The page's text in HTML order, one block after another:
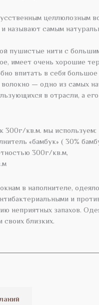
целлюлозным
и называют самым
пушистые нити с
имеет очень хорошие
впитать в себя большое
— одно из самых
в отрасли, а
300г/кв.м. мы используем:
«бамбук» ( 30%
300г/кв.м,
в наполнителе,
и
неприятных запахов.
своих близких.